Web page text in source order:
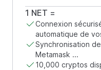
1 NET =
Connexion
automatique de
Synchronisation
Metamask ...
10,000 cryptos